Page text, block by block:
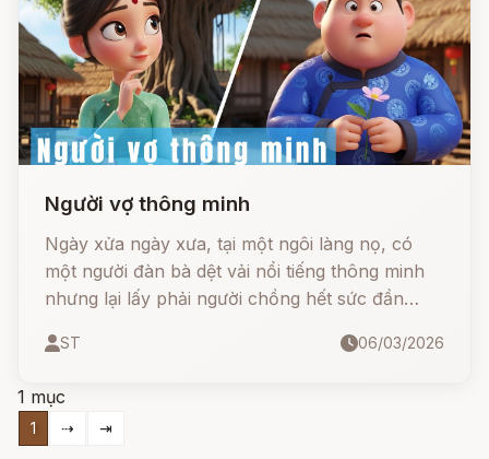
Người vợ thông minh
Ngày xửa ngày xưa, tại một ngôi làng nọ, có
một người đàn bà dệt vải nổi tiếng thông minh
nhưng lại lấy phải người chồng hết sức đần
ST 06/03/2026
1 mục
1 ⇢ ⇥